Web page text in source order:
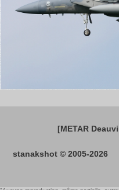
[METAR
stanakshot © 2005-2026